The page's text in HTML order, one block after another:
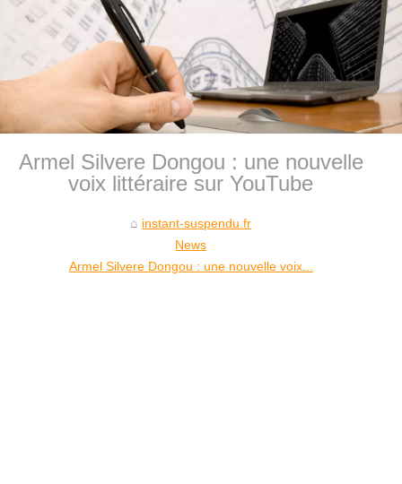
Armel Silvere Dongou : une nouvelle
voix littéraire sur YouTube
instant-suspendu.fr
News
Armel Silvere Dongou : une nouvelle voix...